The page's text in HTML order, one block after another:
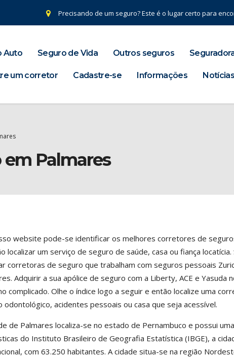
Precisando de um seguro? Este é o lugar certo para
Auto Seguro de Vida Outros seguros
um corretor Cadastre-se Informações Notícias
em Palmares
website pode-se identificar os melhores corretores de
localizar um serviço de seguro de saúde, casa ou fiança
corretoras de seguro que trabalham com seguros pessoais
Adquirir a sua apólice de seguro com a Liberty, ACE e Yasuda
complicado. Olhe o índice logo a seguir e então localize uma
odontológico, acidentes pessoais ou casa que seja acessível.
de Palmares localiza-se no estado de Pernambuco e possui
do Instituto Brasileiro de Geografia Estatística (IBGE), a
com 63.250 habitantes. A cidade situa-se na região